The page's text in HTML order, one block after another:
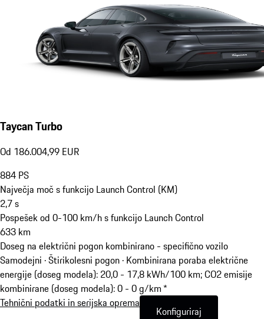
Taycan Turbo
Od 186.004,99 EUR
884 PS
Največja moč s funkcijo Launch Control (KM)
2,7s
Pospešek od 0-100 km/h s funkcijo Launch Control
633 km
Doseg na električni pogon kombinirano - specifično vozilo
Samodejni · Štirikolesni pogon · Kombinirana poraba električne
energije (doseg modela): 20,0 - 17,8 kWh/100 km; CO2 emisije
kombinirane (doseg modela): 0 - 0 g/km *
Tehnični podatki in serijska oprema
Konfiguriraj